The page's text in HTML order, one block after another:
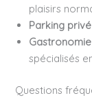
plaisirs
Parking privé
spécialisés
Questions